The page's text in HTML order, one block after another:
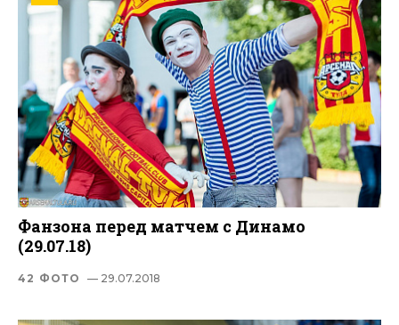
Фанзона перед матчем с Динамо
(29.07.18)
42 ФОТО — 29.07.2018